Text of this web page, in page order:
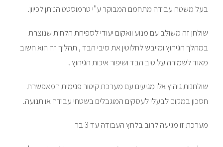
בעל משטח עבודה מתחמם המבוקר ע"י טרמוסטט הניתן לכיוון.
שולחן זה משולב עם מנוע וואקום יעודי לספיחת הלחות שנוצרת
במהלך הגיהוץ ומייבש לחלוטין את סיבי הבד , תהליך זה הוא חשוב
מאוד לשמירה על טיב הבד ושיפור איכות הגיהוץ .
שולחנות גיהוץ אלו מגיעים עם מערכת קיטור פנימית המאפשרת
חסכון במקום לבעלי לעסקים המוגבלים בשטחי עבודה או תנועה.
מערכת זו מגיעה לרוב בלחץ העבודה עד 3 בר